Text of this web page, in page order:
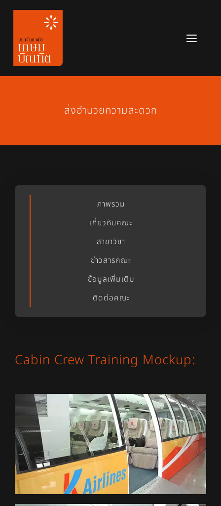
Skip
content
หลักสูตร
สมัครเรียน
สิ่งอำนวยความสะดวก
ภาพรวม
เกี่ยวกับคณะ
สาขาวิชา
ข่าวสารคณะ
ข้อมูลเพิ่มเติม
ติดต่อคณะ
Cabin Crew Training Mockup: